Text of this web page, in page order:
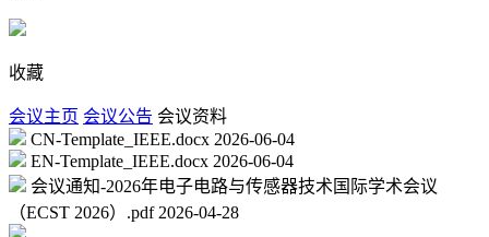
收藏
会议主页 会议公告 会议资料
CN-Template_IEEE.docx 2026-06-04
EN-Template_IEEE.docx 2026-06-04
会议通知-2026年电子电路与传感器技术国际学术会议
（ECST 2026）.pdf 2026-04-28